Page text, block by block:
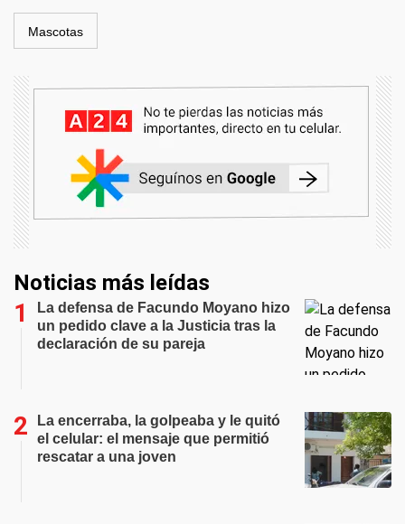
Mascotas
Noticias más leídas
La defensa de Facundo Moyano hizo
un pedido clave a la Justicia tras la
declaración de su pareja
La encerraba, la golpeaba y le quitó
el celular: el mensaje que permitió
rescatar a una joven